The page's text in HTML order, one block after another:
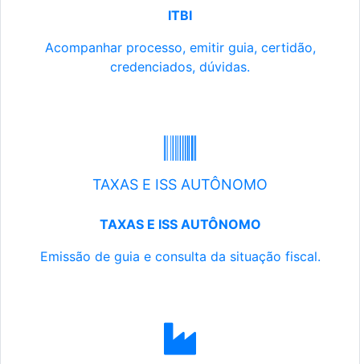
ITBI
Acompanhar processo, emitir guia, certidão,
credenciados, dúvidas.
TAXAS E ISS AUTÔNOMO
TAXAS E ISS AUTÔNOMO
Emissão de guia e consulta da situação fiscal.